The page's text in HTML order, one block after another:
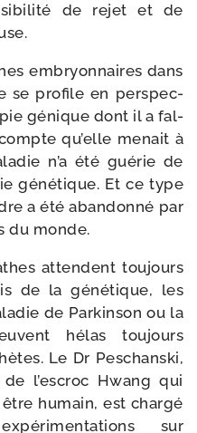
de rejet et de
embryon­naires dans
se pro­file en pers­pec­
génique dont il a fal­
qu’elle menait à
n’a été gué­rie de
géné­tique. Et ce type
a été aban­don­né par
du monde.
attendent tou­jours
de la géné­tique, les
de Parkinson ou la
hélas tou­jours
Le Dr Peschanski,
l’es­croc Hwang qui
humain, est char­gé
sur